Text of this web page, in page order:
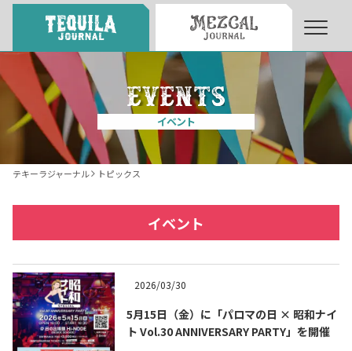
About About Tequila Journal
テキーラとは What’s Tequila
テキーラマーケット
テキーラの飲み方 How to Drink Tequila
イベント
テキーラジャーナル トピックス
イベント
2026/03/30
5月15日（金）に「パロマの日 × 昭和ナイ
ト Vol.30 ANNIVERSARY PARTY」を開催